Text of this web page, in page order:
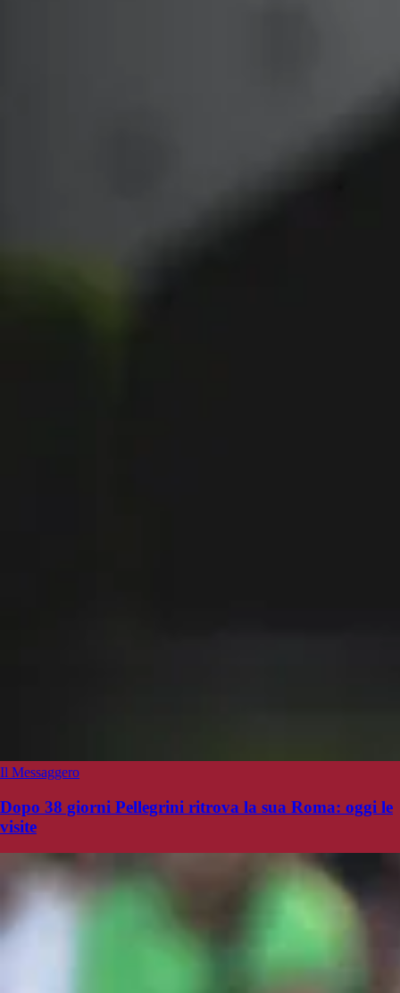
Il Messaggero
Dopo 38 giorni Pellegrini ritrova la sua Roma: oggi le
visite